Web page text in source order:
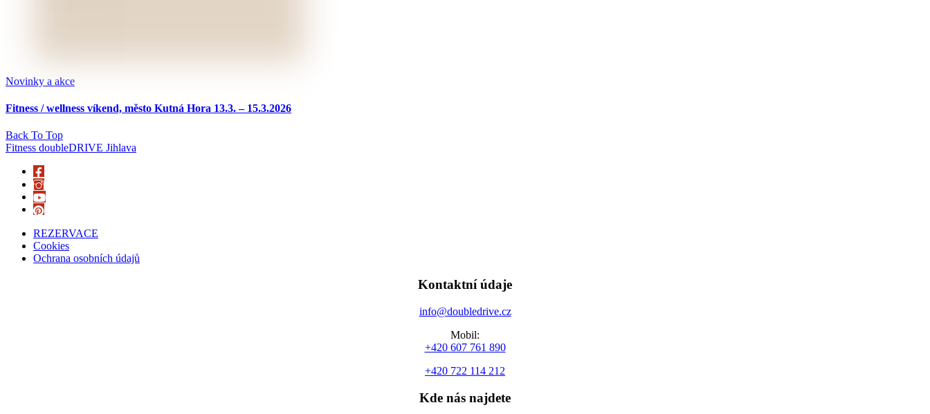
Novinky a akce
Fitness / wellness víkend, město Kutná Hora 13.3. – 15.3.2026
Back To Top
Fitness doubleDRIVE Jihlava
REZERVACE
Cookies
Ochrana osobních údajů
Kontaktní údaje
info@doubledrive.cz
Mobil:
+420 607 761 890
+420 722 114 212
Kde nás najdete